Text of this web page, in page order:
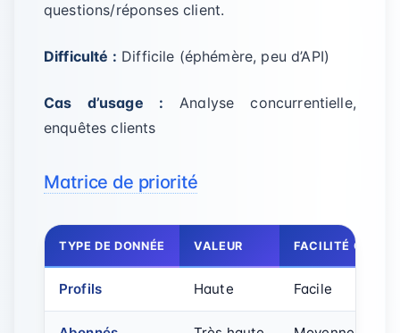
questions/réponses client.
Difficulté : Difficile (éphémère, peu d’API)
Cas d’usage : Analyse concurrentielle,
enquêtes clients
Matrice de priorité
TYPE DE DONNÉE VALEUR FACILITÉ
Profils Haute Facile